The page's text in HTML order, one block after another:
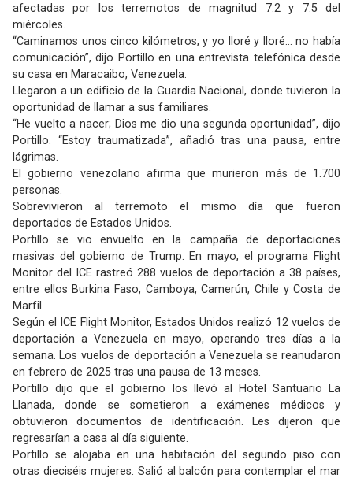
afectadas por los terremotos de magnitud 7.2 y 7.5 del
miércoles.
“Caminamos unos cinco kilómetros, y yo lloré y lloré… no había
comunicación”, dijo Portillo en una entrevista telefónica desde
su casa en Maracaibo, Venezuela.
Llegaron a un edificio de la Guardia Nacional, donde tuvieron la
oportunidad de llamar a sus familiares.
“He vuelto a nacer; Dios me dio una segunda oportunidad”, dijo
Portillo. “Estoy traumatizada”, añadió tras una pausa, entre
lágrimas.
El gobierno venezolano afirma que murieron más de 1.700
personas.
Sobrevivieron al terremoto el mismo día que fueron
deportados de Estados Unidos.
Portillo se vio envuelto en la campaña de deportaciones
masivas del gobierno de Trump. En mayo, el programa Flight
Monitor del ICE rastreó 288 vuelos de deportación a 38 países,
entre ellos Burkina Faso, Camboya, Camerún, Chile y Costa de
Marfil.
Según el ICE Flight Monitor, Estados Unidos realizó 12 vuelos de
deportación a Venezuela en mayo, operando tres días a la
semana. Los vuelos de deportación a Venezuela se reanudaron
en febrero de 2025 tras una pausa de 13 meses.
Portillo dijo que el gobierno los llevó al Hotel Santuario La
Llanada, donde se sometieron a exámenes médicos y
obtuvieron documentos de identificación. Les dijeron que
regresarían a casa al día siguiente.
Portillo se alojaba en una habitación del segundo piso con
otras dieciséis mujeres. Salió al balcón para contemplar el mar